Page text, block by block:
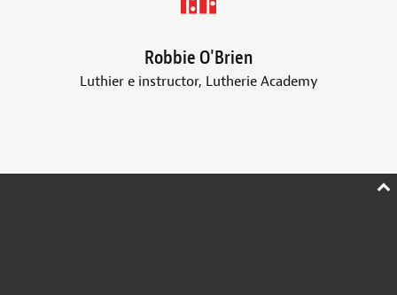
Robbie O'Brien
Luthier e instructor, Lutherie Academy